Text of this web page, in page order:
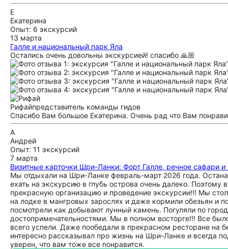
Е
Екатерина
Опыт: 6 экскурсий
13 марта
Галле и национальный парк Яла
Остались очень довольны экскурсией! спасибо 🙏🏼
Рифайпредставитель команды гидов
Спасибо Вам большое Екатерина. Очень рад что Вам
А
Андрей
Опыт: 11 экскурсий
7 марта
Визитные карточки Шри-Ланки: Форт Галле, речное сафари и
Мы отдыхали на Шри-Ланке февраль-март 2026 года.
ехать на экскурсию в глубь острова очень далеко.
прекрасную организацию и проведение экскурсии!!! Мы
на лодке в мангровых зарослях и даже кормили обезьян и
посмотрели как добывают лунный камень. Погуляли по
достопримечательностями. Мы в полном восторге!!! Все
всего успели. Даже пообедали в прекрасном ресторане на
интересно рассказывал про жизнь на Шри-Ланке и всегда
уверен, что вам тоже все понравится.